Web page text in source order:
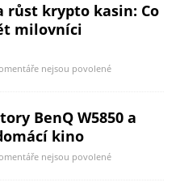
růst krypto kasin: Co
milovníci
nejsou povolené
BenQ W5850 a
kino
nejsou povolené